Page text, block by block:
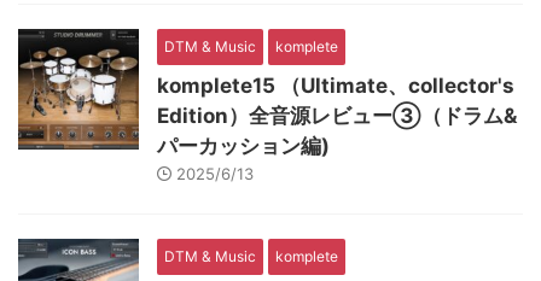
DTM & Music komplete
komplete15 （Ultimate、collector's
Edition）全音源レビュー③（ドラム&
パーカッション編)
2025/6/13
DTM & Music komplete